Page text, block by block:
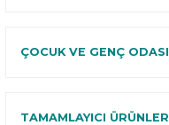
ÇOCUK VE GENÇ ODASI
TAMAMLAYICI ÜRÜNLER